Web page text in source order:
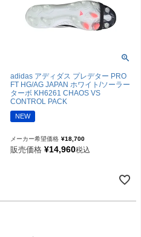
adidas アディダス プレデター PRO
FT HG/AG JAPAN ホワイト/ソーラー
ターボ KH6261 CHAOS VS
CONTROL PACK
NEW
メーカー希望価格 ¥18,700
販売価格 ¥14,960税込